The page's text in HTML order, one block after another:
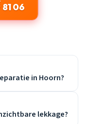
06
in Hoorn?
lekkage?